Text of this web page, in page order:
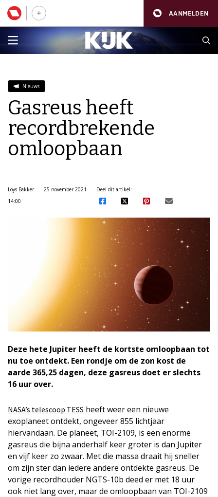
AANMELDEN
Nieuws
Gasreus heeft
recordbrekende
omloopbaan
Loys Bakker
25 november 2021
14:00
Deel dit artikel:
Deze hete Jupiter heeft de kortste omloopbaan tot
nu toe ontdekt. Een rondje om de zon kost de
aarde 365,25 dagen, deze gasreus doet er slechts
16 uur over.
NASA’s telescoop TESS heeft weer een nieuwe
exoplaneet ontdekt, ongeveer 855 lichtjaar
hiervandaan. De planeet, TOI-2109, is een enorme
gasreus die bijna anderhalf keer groter is dan Jupiter
en vijf keer zo zwaar. Met die massa draait hij sneller
om zijn ster dan iedere andere ontdekte gasreus. De
vorige recordhouder NGTS-10b deed er met 18 uur
ook niet lang over, maar de omloopbaan van TOI-2109